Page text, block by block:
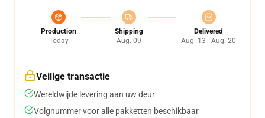
Production
Today
Shipping
Aug. 09
Delivered
Aug. 13 - Aug. 20
Veilige transactie
Wereldwijde levering aan uw deur
Volgnummer voor alle pakketten beschikbaar